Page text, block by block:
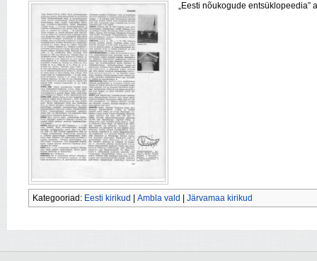
„Eesti nõukogude entsüklopeedia”
Kategooriad: Eesti kirikud Ambla vald Järvamaa kirikud